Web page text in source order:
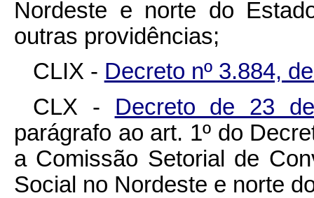
Nordeste e norte do
outras providências;
CLIX - Decreto nº 3.884,
CLX - Decreto de 23
parágrafo ao art. 1º do
a Comissão Setorial de
Social no Nordeste e norte